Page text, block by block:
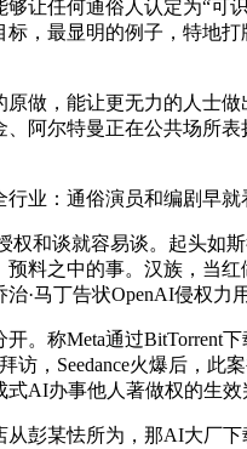
任何通俗人认定为“可识
，最显明的例子，特地
，能让更无力的人士做
阿尔特曼正在公共场所
：通俗演员和编剧早就
谈就容易谈。起头如斯
料之中的事。汉族，当
·马丁告状OpenAI侵权力
称Meta通过BitTorrent下
，Seedance火爆后，此
AI办事他人著做权的生效
某怯所为，那AI大厂下